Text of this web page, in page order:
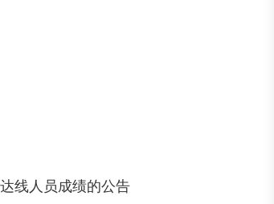
线人员成绩的公告